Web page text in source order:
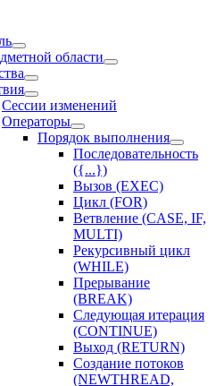
области
Сессии изменений
Оператоpы
Порядок выполнения
Последовательность
({...})
Вызов (EXEC)
Цикл (FOR)
Ветвление (CASE, IF,
MULTI)
Рекурсивный цикл
(WHILE)
Прерывание
(BREAK)
Следующая итерация
(CONTINUE)
Выход (RETURN)
Создание потоков
(NEWTHREAD,